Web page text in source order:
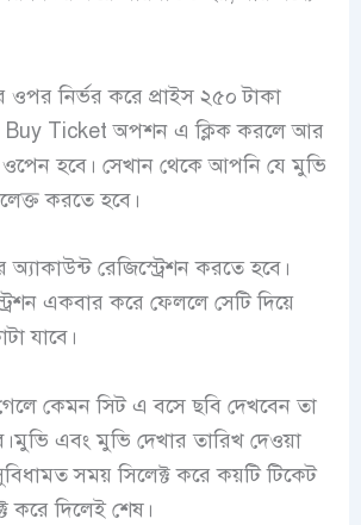
নির্ভর করে প্রাইস ২৫০ টাকা
Buy Ticket অপশন এ ক্লিক করলে আর
হবে। সেখান থেকে আপনি যে মুভি
করতে হবে।
রেজিস্ট্রেশন করতে হবে।
একবার করে ফেললে সেটি দিয়ে
যাবে।
কেমন সিট এ বসে ছবি দেখবেন তা
এবং মুভি দেখার তারিখ দেওয়া
সময় সিলেক্ট করে কয়টি টিকেট
করে দিলেই শেষ।